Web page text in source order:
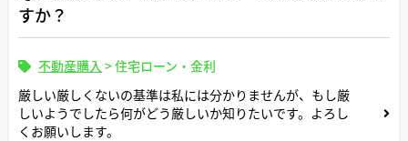
すか？
不動産購入 >住宅ローン・金利
厳しい厳しくないの基準は私には分かりませんが、もし厳
しいようでしたら何がどう厳しいか知りたいです。よろし
くお願いします。